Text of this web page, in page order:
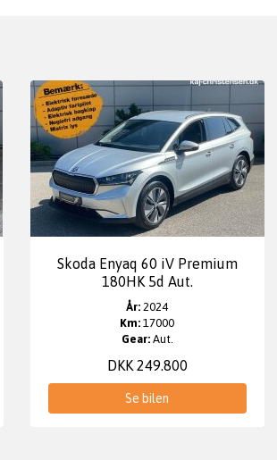
Skoda Enyaq 60 iV Premium
180HK 5d Aut.
År: 2024
Km: 17000
Gear:Aut.
DKK 249.800
Se bilen